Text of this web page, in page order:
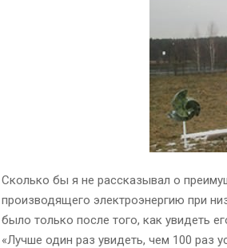
Сколько бы я не рассказывал о
производящего электроэнергию при
было только после того, как увидеть
«Лучше один раз увидеть, чем 100 раз